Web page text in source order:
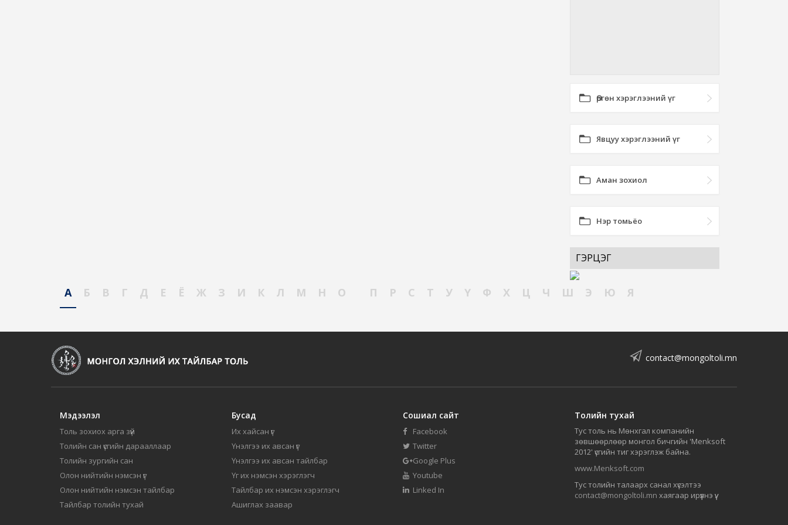
Өргөн хэрэглээний үг
Явцуу хэрэглээний үг
Аман зохиол
Нэр томьёо
ГЭРЦЭГ
А Б В Г Д Е Ё Ж З И К Л М Н О П Р С Т У Ү Ф Х Ц Ч Ш Э Ю Я
contact@mongoltoli.mn
Мэдээлэл
Толь зохиох арга зүй
Толийн сан үсгийн дарааллаар
Толийн зургийн сан
Олон нийтийн нэмсэн үг
Олон нийтийн нэмсэн тайлбар
Тайлбар толийн тухай
Бусад
Их хайсан үг
Үнэлгээ их авсан үг
Үнэлгээ их авсан тайлбар
Үг их нэмсэн хэрэглэгч
Тайлбар их нэмсэн хэрэглэгч
Ашиглах заавар
Сошиал сайт
Facebook
Twitter
Google Plus
Youtube
Linked In
Толийн тухай
Тус толь нь Мөнхгал компанийн
зөвшөөрлөөр монгол бичгийн 'Menksoft
2012' үсгийн тиг хэрэглэж байна.
www.Menksoft.com
Тус толийн талаарх санал хүсэлтээ
contact@mongoltoli.mn хаягаар ирүүлнэ үү.